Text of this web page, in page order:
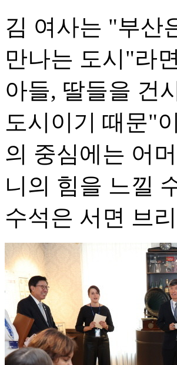
김 여사는 "부산
만나는 도시"라
아들, 딸들을 건
도시이기 때문"
의 중심에는 어
니의 힘을 느낄
수석은 서면 브